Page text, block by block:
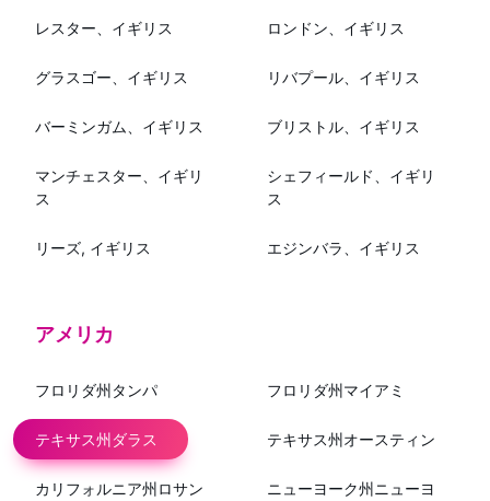
レスター、イギリス ロンドン、イギリス
グラスゴー、イギリス リバプール、イギリス
バーミンガム、イギリス ブリストル、イギリス
マンチェスター、イギリ
ス
シェフィールド、イギリ
ス
リーズ, イギリス エジンバラ、イギリス
アメリカ
フロリダ州タンパ フロリダ州マイアミ
テキサス州ダラス テキサス州オースティン
カリフォルニア州ロサン
ニューヨーク州ニューヨ